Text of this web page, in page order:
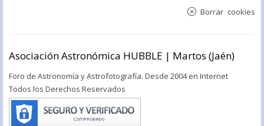
Borrar cookies
Asociación Astronómica HUBBLE | Martos (Jaén)
Foro de Astronomía y Astrofotografía. Desde 2004 en Internet
Todos los Derechos Reservados